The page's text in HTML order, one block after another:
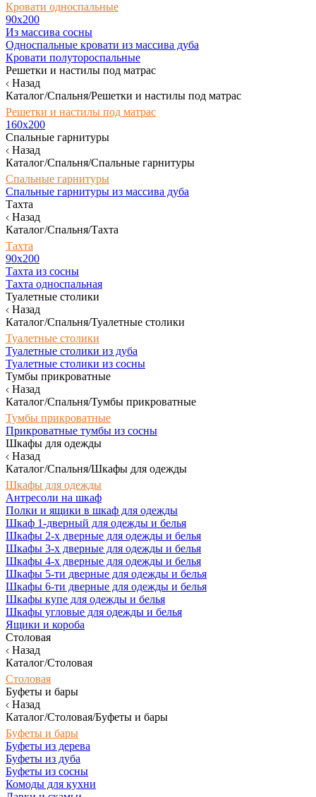
Кровати односпальные
90х200
Из массива сосны
Односпальные кровати из массива дуба
Кровати полутороспальные
Решетки и настилы под матрас
Назад
Каталог/Спальня/Решетки и настилы под матрас
Решетки и настилы под матрас
160х200
Спальные гарнитуры
Назад
Каталог/Спальня/Спальные гарнитуры
Спальные гарнитуры
Спальные гарнитуры из массива дуба
Тахта
Назад
Каталог/Спальня/Тахта
Тахта
90х200
Тахта из сосны
Тахта односпальная
Туалетные столики
Назад
Каталог/Спальня/Туалетные столики
Туалетные столики
Туалетные столики из дуба
Туалетные столики из сосны
Тумбы прикроватные
Назад
Каталог/Спальня/Тумбы прикроватные
Тумбы прикроватные
Прикроватные тумбы из сосны
Шкафы для одежды
Назад
Каталог/Спальня/Шкафы для одежды
Шкафы для одежды
Антресоли на шкаф
Полки и ящики в шкаф для одежды
Шкаф 1-дверный для одежды и белья
Шкафы 2-х дверные для одежды и белья
Шкафы 3-х дверные для одежды и белья
Шкафы 4-х дверные для одежды и белья
Шкафы 5-ти дверные для одежды и белья
Шкафы 6-ти дверные для одежды и белья
Шкафы купе для одежды и белья
Шкафы угловые для одежды и белья
Ящики и короба
Столовая
Назад
Каталог/Столовая
Столовая
Буфеты и бары
Назад
Каталог/Столовая/Буфеты и бары
Буфеты и бары
Буфеты из дерева
Буфеты из дуба
Буфеты из сосны
Комоды для кухни